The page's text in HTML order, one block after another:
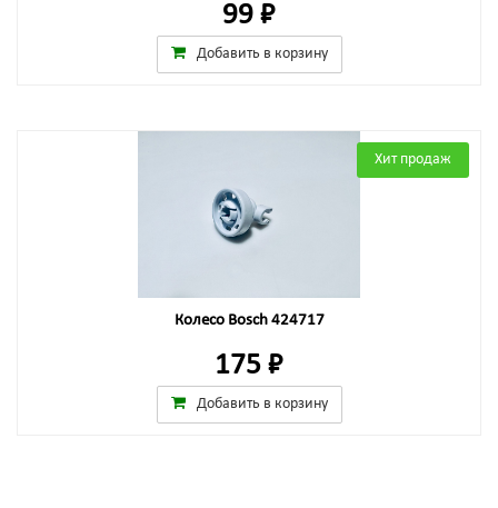
99 ₽
Добавить в корзину
Хит продаж
Колесо Bosch 424717
175 ₽
Добавить в корзину